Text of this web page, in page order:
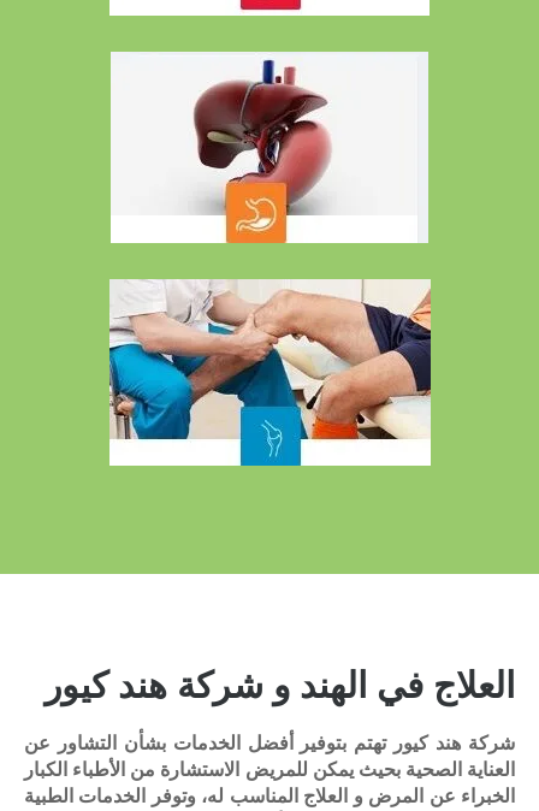
العلاج في الهند و شركة هند كيور
شركة هند كيور تهتم بتوفير أفضل الخدمات بشأن التشاور عن
العناية الصحية بحيث يمكن للمريض الاستشارة من الأطباء الكبار
الخبراء عن المرض و العلاج المناسب له، وتوفر الخدمات الطبية